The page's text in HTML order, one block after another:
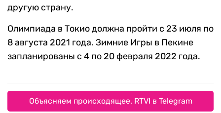
другую страну.
Олимпиада в Токио должна пройти с 23 июля по
8 августа 2021 года. Зимние Игры в Пекине
запланированы с 4 по 20 февраля 2022 года.
Объясняем происходящее. RTVI в Telegram